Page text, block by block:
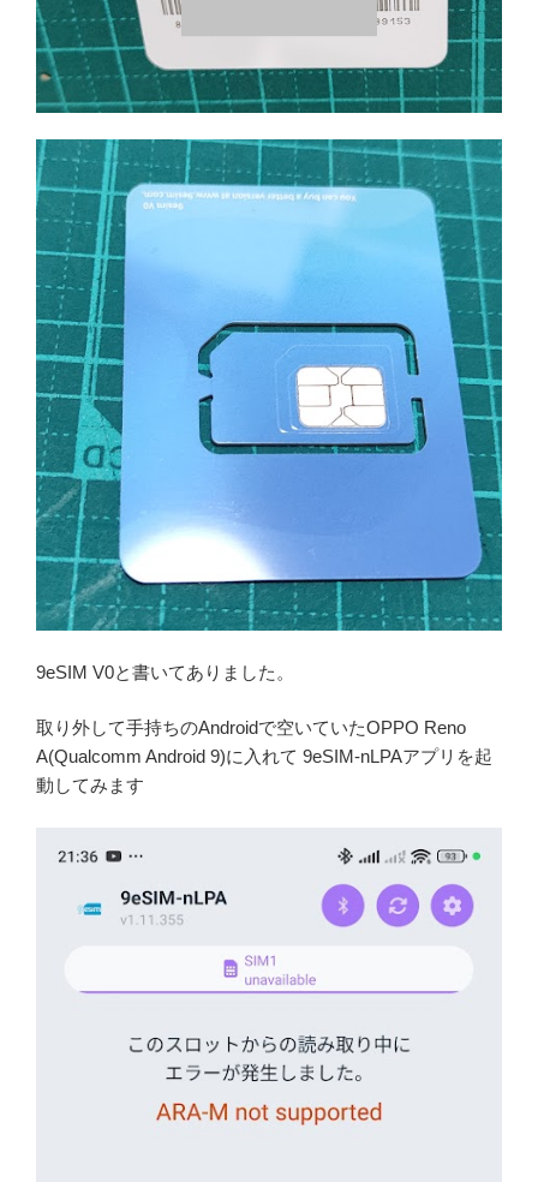
9eSIM V0と書いてありました。
取り外して手持ちのAndroidで空いていたOPPO Reno
A(Qualcomm Android 9)に入れて 9eSIM-nLPAアプリを起
動してみます